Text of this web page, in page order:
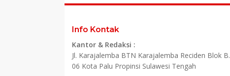
Info Kontak
Kantor & Redaksi :
Jl. Karajalemba BTN Karajalemba Reciden Blok B.
06 Kota Palu Propinsi Sulawesi Tengah